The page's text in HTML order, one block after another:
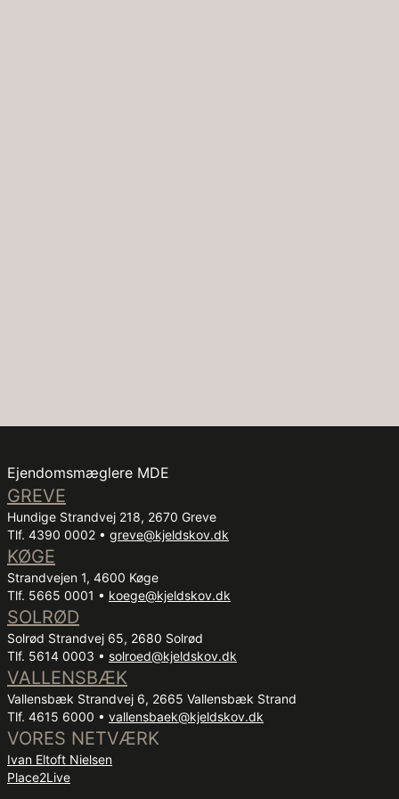
En atmosfære og stilren bolig, som får den helt rigtige
mavefornemmelse frem.
Ejendomsmæglere MDE
GREVE
Hundige Strandvej 218, 2670 Greve
Tlf. 4390 0002 • greve@kjeldskov.dk
KØGE
Strandvejen 1, 4600 Køge
Tlf. 5665 0001 • koege@kjeldskov.dk
SOLRØD
Solrød Strandvej 65, 2680 Solrød
Tlf. 5614 0003 • solroed@kjeldskov.dk
VALLENSBÆK
Vallensbæk Strandvej 6, 2665 Vallensbæk Strand
Tlf. 4615 6000 • vallensbaek@kjeldskov.dk
VORES NETVÆRK
Ivan Eltoft Nielsen
Place2Live